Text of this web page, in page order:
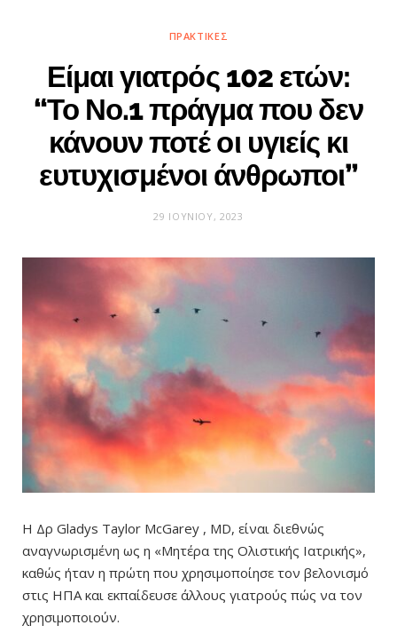
ΠΡΑΚΤΙΚΈΣ
Είμαι γιατρός 102 ετών:
“Το Νο.1 πράγμα που δεν
κάνουν ποτέ οι υγιείς κι
ευτυχισμένοι άνθρωποι”
29 ΙΟΥΝΊΟΥ, 2023
Η Δρ Gladys Taylor McGarey , MD, είναι διεθνώς
αναγνωρισμένη ως η «Μητέρα της Ολιστικής Ιατρικής»,
καθώς ήταν η πρώτη που χρησιμοποίησε τον βελονισμό
στις ΗΠΑ και εκπαίδευσε άλλους γιατρούς πώς να τον
χρησιμοποιούν.